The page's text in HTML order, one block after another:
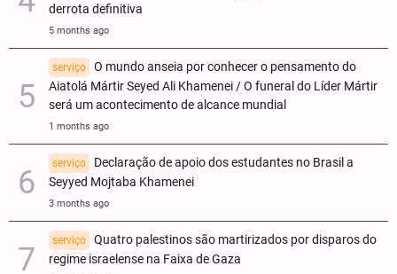
derrota definitiva
5 months ago
serviço
O mundo anseia por conhecer o pensamento do
Aiatolá Mártir Seyed Ali Khamenei / O funeral do Líder Mártir
será um acontecimento de alcance mundial
1 months ago
serviço
Declaração de apoio dos estudantes no Brasil a
Seyyed Mojtaba Khamenei
3 months ago
serviço
Quatro palestinos são martirizados por disparos do
regime israelense na Faixa de Gaza